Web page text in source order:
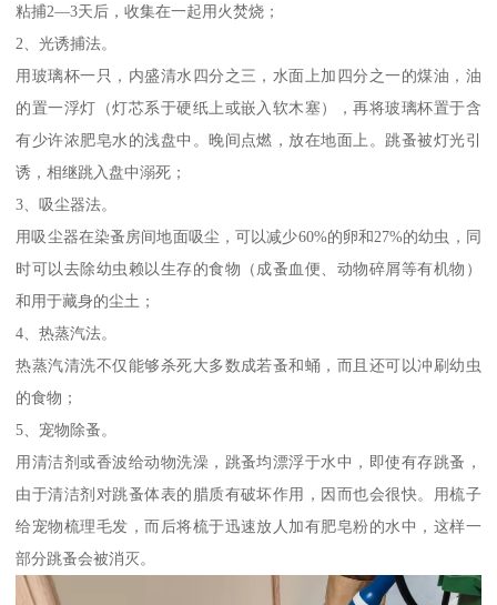
粘捕2—3天后，收集在一起用火焚烧；
2、光诱捕法。
用玻璃杯一只，内盛清水四分之三，水面上加四分之一的煤油，油
的置一浮灯（灯芯系于硬纸上或嵌入软木塞），再将玻璃杯置于含
有少许浓肥皂水的浅盘中。晚间点燃，放在地面上。跳蚤被灯光引
诱，相继跳入盘中溺死；
3、吸尘器法。
用吸尘器在染蚤房间地面吸尘，可以减少60%的卵和27%的幼虫，同
时可以去除幼虫赖以生存的食物（成蚤血便、动物碎屑等有机物）
和用于藏身的尘土；
4、热蒸汽法。
热蒸汽清洗不仅能够杀死大多数成若蚤和蛹，而且还可以冲刷幼虫
的食物；
5、宠物除蚤。
用清洁剂或香波给动物洗澡，跳蚤均漂浮于水中，即使有存跳蚤，
由于清洁剂对跳蚤体表的腊质有破坏作用，因而也会很快。用梳子
给宠物梳理毛发，而后将梳于迅速放人加有肥皂粉的水中，这样一
部分跳蚤会被消灭。